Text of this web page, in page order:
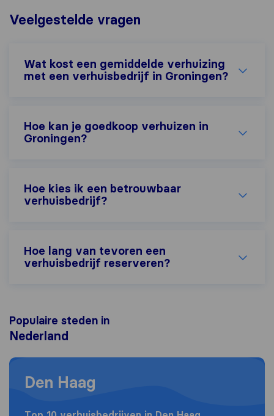
Veelgestelde vragen
Wat kost een gemiddelde verhuizing
met een verhuisbedrijf in Groningen?
Hoe kan je goedkoop verhuizen in
Groningen?
Hoe kies ik een betrouwbaar
verhuisbedrijf?
Hoe lang van tevoren een
verhuisbedrijf reserveren?
Populaire steden in
Nederland
Moving to Den Haag
Den Haag